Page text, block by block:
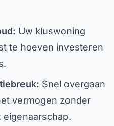
Uw kluswoning
te hoeven investeren
Snel overgaan
vermogen zonder
eigenaarschap.